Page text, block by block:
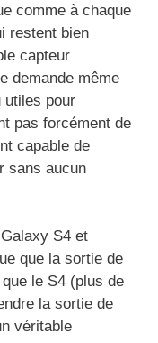
comme à chaque
restent bien
capteur
demande même
utiles pour
pas forcément de
capable de
sans aucun
S4 et
que la sortie de
le S4 (plus de
la sortie de
véritable